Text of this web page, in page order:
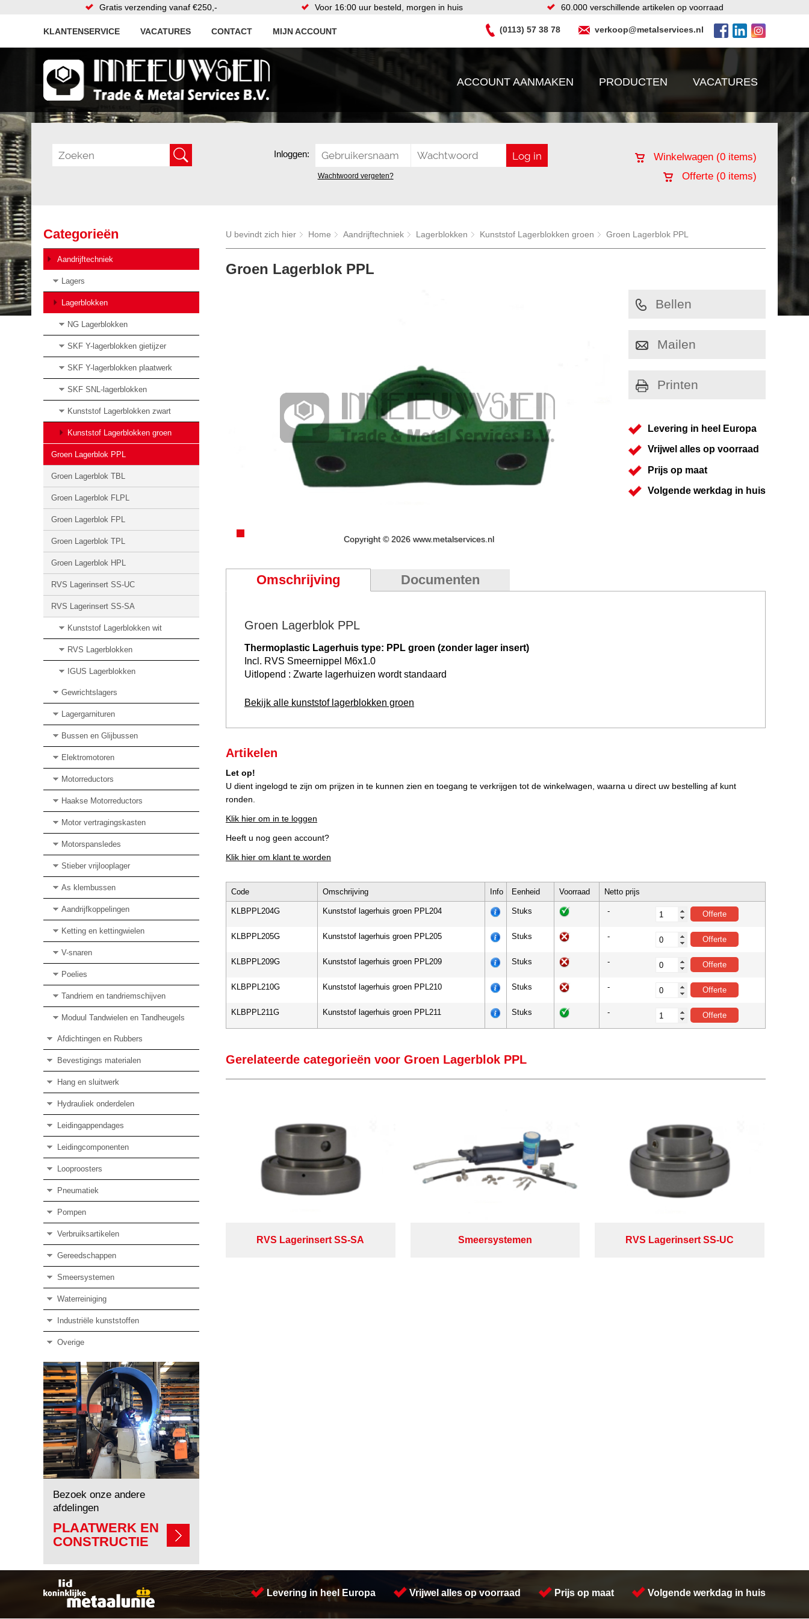
Gratis verzending vanaf €250,- Voor 16:00 uur besteld, morgen in huis 60.000 verschillende artikelen op voorraad
KLANTENSERVICE VACATURES CONTACT MIJN ACCOUNT (0113) 57 38 78 verkoop@metalservices.nl
ACCOUNT AANMAKEN PRODUCTEN VACATURES
Inloggen:
Wachtwoord vergeten?
Winkelwagen (0 items)
Offerte (0 items)
Categorieën
Aandrijftechniek
Lagers
Lagerblokken
NG Lagerblokken
SKF Y-lagerblokken gietijzer
SKF Y-lagerblokken plaatwerk
SKF SNL-lagerblokken
Kunststof Lagerblokken zwart
Kunststof Lagerblokken groen
Groen Lagerblok PPL
Groen Lagerblok TBL
Groen Lagerblok FLPL
Groen Lagerblok FPL
Groen Lagerblok TPL
Groen Lagerblok HPL
RVS Lagerinsert SS-UC
RVS Lagerinsert SS-SA
Kunststof Lagerblokken wit
RVS Lagerblokken
IGUS Lagerblokken
Gewrichtslagers
Lagergarnituren
Bussen en Glijbussen
Elektromotoren
Motorreductors
Haakse Motorreductors
Motor vertragingskasten
Motorspansledes
Stieber vrijlooplager
As klembussen
Aandrijfkoppelingen
Ketting en kettingwielen
V-snaren
Poelies
Tandriem en tandriemschijven
Moduul Tandwielen en Tandheugels
Afdichtingen en Rubbers
Bevestigings materialen
Hang en sluitwerk
Hydrauliek onderdelen
Leidingappendages
Leidingcomponenten
Looproosters
Pneumatiek
Pompen
Verbruiksartikelen
Gereedschappen
Smeersystemen
Waterreiniging
Industriële kunststoffen
Overige
Bezoek onze andere
afdelingen
PLAATWERK EN
CONSTRUCTIE
U bevindt zich hier Home Aandrijftechniek Lagerblokken Kunststof Lagerblokken groen Groen Lagerblok PPL
Groen Lagerblok PPL
Copyright © 2026 www.metalservices.nl
Bellen
Mailen
Printen
Levering in heel Europa
Vrijwel alles op voorraad
Prijs op maat
Volgende werkdag in huis
Omschrijving Documenten
Groen Lagerblok PPL
Thermoplastic Lagerhuis type: PPL groen (zonder lager insert)
Incl. RVS Smeernippel M6x1.0
Uitlopend : Zwarte lagerhuizen wordt standaard
Bekijk alle kunststof lagerblokken groen
Artikelen
Let op!
U dient ingelogd te zijn om prijzen in te kunnen zien en toegang te verkrijgen tot de winkelwagen, waarna u direct uw bestelling af kunt
ronden.
Klik hier om in te loggen
Heeft u nog geen account?
Klik hier om klant te worden
Code Omschrijving Info Eenheid Voorraad Netto prijs
KLBPPL204G Kunststof lagerhuis groen PPL204 Stuks -
KLBPPL205G Kunststof lagerhuis groen PPL205 Stuks -
KLBPPL209G Kunststof lagerhuis groen PPL209 Stuks -
KLBPPL210G Kunststof lagerhuis groen PPL210 Stuks -
KLBPPL211G Kunststof lagerhuis groen PPL211 Stuks -
Gerelateerde categorieën voor Groen Lagerblok PPL
RVS Lagerinsert SS-SA Smeersystemen RVS Lagerinsert SS-UC
Levering in heel Europa Vrijwel alles op voorraad Prijs op maat Volgende werkdag in huis